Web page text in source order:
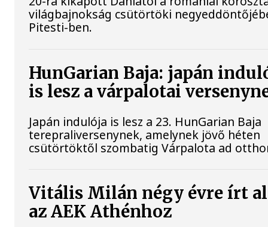
világbajnokság csütörtöki
Pitesti-ben.
HunGarian Baja: japán
is lesz a várpalotai
Japán indulója is lesz a 23. HunGarian Baja
terepraliversenynek, amelynek jövő héten
csütörtöktől szombatig Várpalota ad
Vitális Milán négy évre írt
az AEK Athénhoz